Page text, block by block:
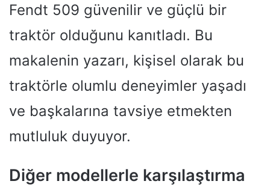
Fendt 509 güvenilir ve güçlü bir
traktör olduğunu kanıtladı. Bu
makalenin yazarı, kişisel olarak bu
traktörle olumlu deneyimler yaşadı
ve başkalarına tavsiye etmekten
mutluluk duyuyor.
Diğer modellerle karşılaştırma